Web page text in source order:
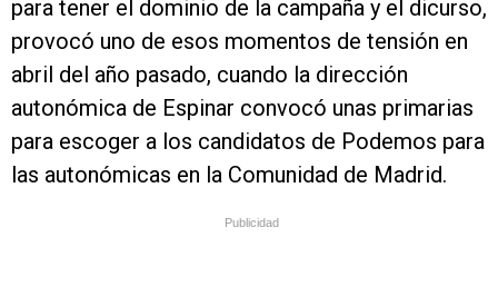
para tener el dominio de la campaña y el dicurso,
provocó uno de esos momentos de tensión en
abril del año pasado, cuando la dirección
autonómica de Espinar convocó unas primarias
para escoger a los candidatos de Podemos para
las autonómicas en la Comunidad de Madrid.
Publicidad